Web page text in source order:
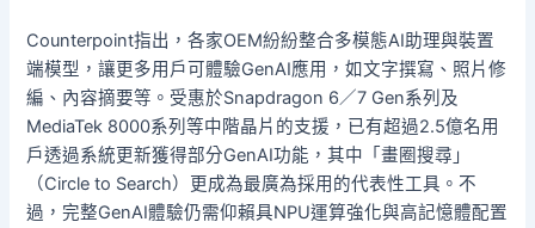
Counterpoint指出，各家OEM紛紛整合多模態AI助理與裝置
端模型，讓更多用戶可體驗GenAI應用，如文字撰寫、照片修
編、內容摘要等。受惠於Snapdragon 6／7 Gen系列及
MediaTek 8000系列等中階晶片的支援，已有超過2.5億名用
戶透過系統更新獲得部分GenAI功能，其中「畫圈搜尋」
（Circle to Search）更成為最廣為採用的代表性工具。不
過，完整GenAI體驗仍需仰賴具NPU運算強化與高記憶體配置